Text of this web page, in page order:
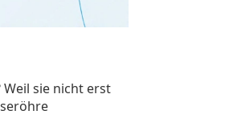
sie nicht erst